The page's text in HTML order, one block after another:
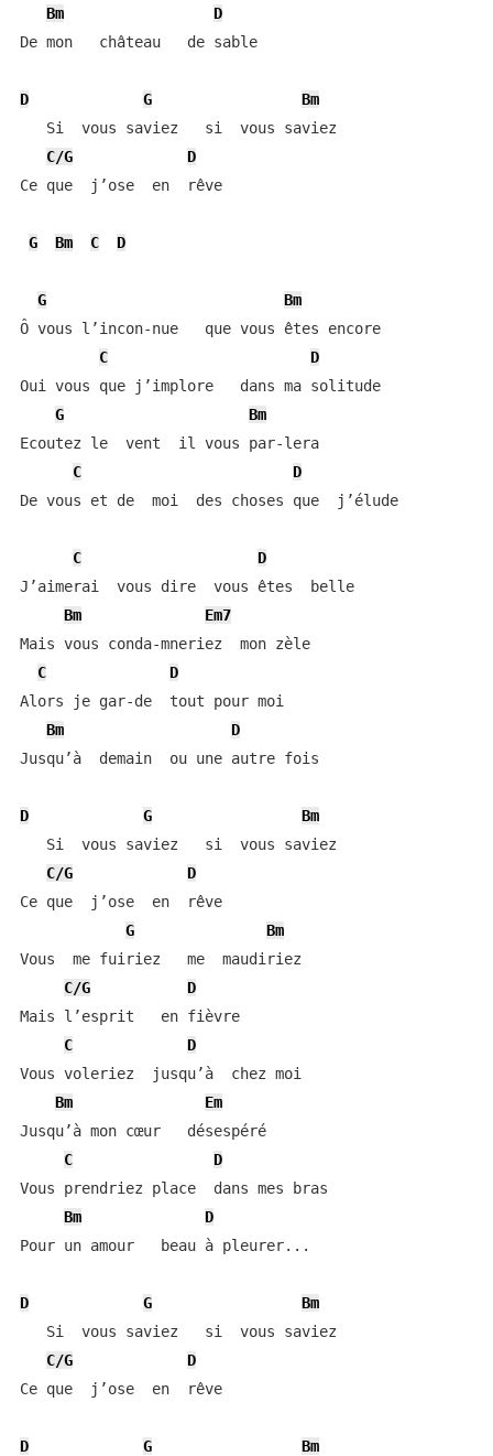
Bm
D
De mon   château   de sable
D G
Bm
   Si  vous saviez   si  vous saviez
C/G
D
Ce que  j’ose  en  rêve
G Bm C D
G
Bm
Ô vous l’incon-nue   que vous êtes encore
C
D
Oui vous que j’implore   dans ma solitude
G
Bm
Ecoutez le  vent  il vous par-lera
C
D
De vous et de  moi  des choses que  j’élude
C
D
J’aimerai  vous dire  vous êtes  belle
Bm
Em7
Mais vous conda-mneriez  mon zèle
C
D
Alors je gar-de  tout pour moi
Bm
D
Jusqu’à  demain  ou une autre fois
D G
Bm
   Si  vous saviez   si  vous saviez
C/G
D
Ce que  j’ose  en  rêve
G
Bm
Vous  me fuiriez   me  maudiriez
C/G
D
Mais l’esprit   en fièvre
C
D
Vous voleriez  jusqu’à  chez moi
Bm
Em
Jusqu’à mon cœur   désespéré
C
D
Vous prendriez place  dans mes bras
Bm
D
Pour un amour   beau à pleurer...
D G
Bm
   Si  vous saviez   si  vous saviez
C/G
D
Ce que  j’ose  en  rêve
D G
Bm